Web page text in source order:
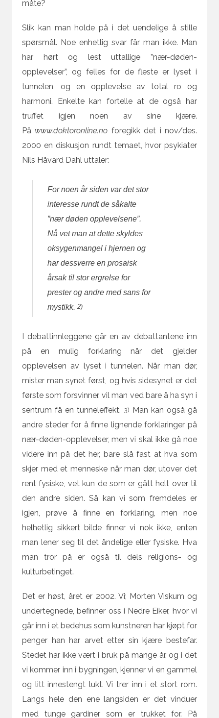
måte?
Slik kan man holde på i det uendelige å stille
spørsmål. Noe enhetlig svar får man ikke. Man
har hørt og lest uttallige ”nær-døden-
opplevelser”, og felles for de fleste er lyset i
tunnelen, og en opplevelse av total ro og
harmoni. Enkelte kan fortelle at de også har
truffet igjen noen av sine kjære.
På www.doktoronline.no foregikk det i nov/des.
2000 en diskusjon rundt temaet, hvor psykiater
Nils Håvard Dahl uttaler:
For noen år siden var det stor
interesse rundt de såkalte
”nær døden opplevelsene”.
Nå vet man at dette skyldes
oksygenmangel i hjernen og
har dessverre en prosaisk
årsak til stor ergrelse for
prester og andre med sans for
mystikk. 2)
I debattinnleggene går en av debattantene inn
på en mulig forklaring når det gjelder
opplevelsen av lyset i tunnelen. Når man dør,
mister man synet først, og hvis sidesynet er det
første som forsvinner, vil man ved bare å ha syn i
sentrum få en tunneleffekt. 3) Man kan også gå
andre steder for å finne lignende forklaringer på
nær-døden-opplevelser, men vi skal ikke gå noe
videre inn på det her, bare slå fast at hva som
skjer med et menneske når man dør, utover det
rent fysiske, vet kun de som er gått helt over til
den andre siden. Så kan vi som fremdeles er
igjen, prøve å finne en forklaring, men noe
helhetlig sikkert bilde finner vi nok ikke, enten
man lener seg til det åndelige eller fysiske. Hva
man tror på er også til dels religions- og
kulturbetinget.
Det er høst, året er 2002. Vi; Morten Viskum og
undertegnede, befinner oss i Nedre Eiker, hvor vi
går inn i et bedehus som kunstneren har kjøpt for
penger han har arvet etter sin kjære bestefar.
Stedet har ikke vært i bruk på mange år, og i det
vi kommer inn i bygningen, kjenner vi en gammel
og litt innestengt lukt. Vi trer inn i et stort rom.
Langs hele den ene langsiden er det vinduer
med tunge gardiner som er trukket for. På